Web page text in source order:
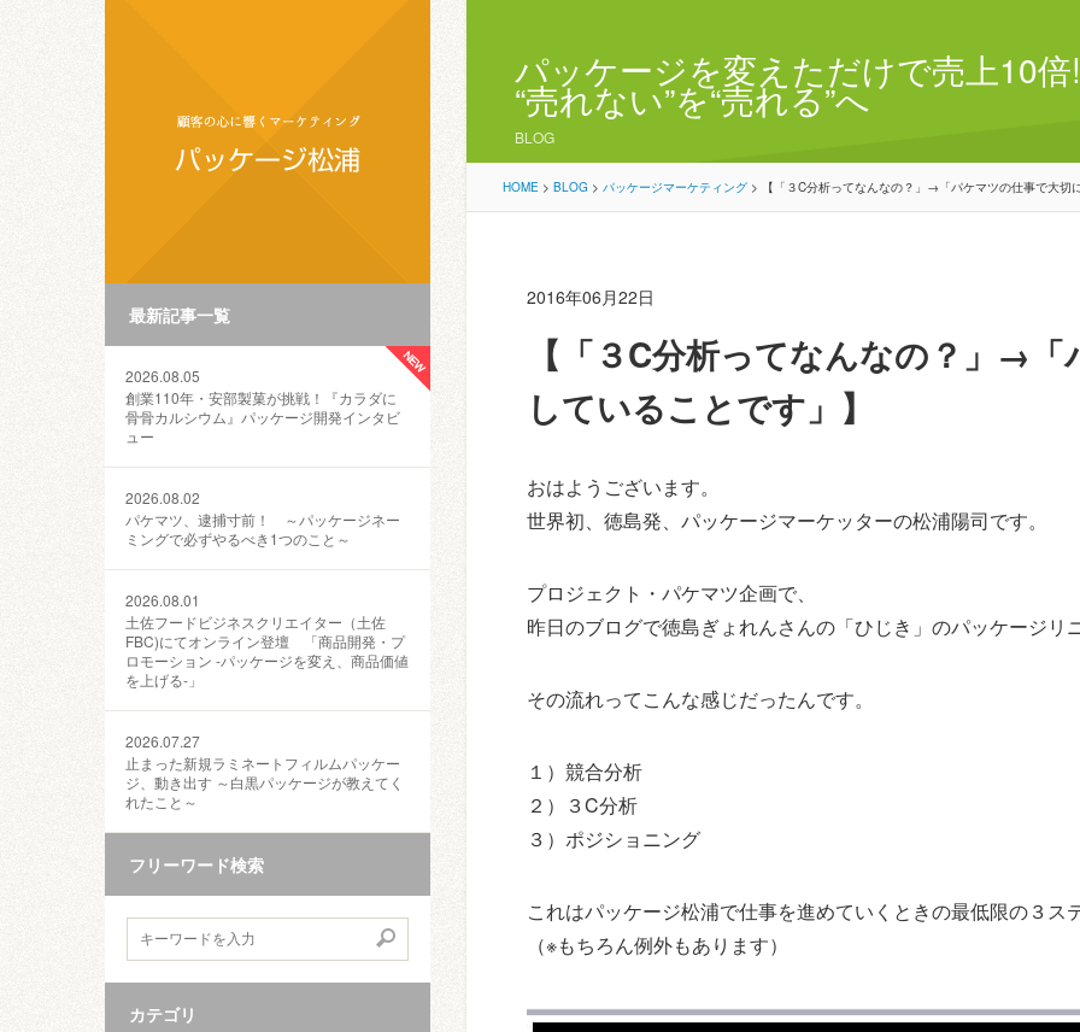
最新記事一覧
2026.08.05
創業110年・安部製菓が挑戦！『カラダに
骨骨カルシウム』パッケージ開発インタビ
ュー
2026.08.02
パケマツ、逮捕寸前！ ～パッケージネー
ミングで必ずやるべき1つのこと～
2026.08.01
土佐フードビジネスクリエイター（土佐
FBC)にてオンライン登壇 「商品開発・プ
ロモーション ‐パッケージを変え、商品価値
を上げる‐」
2026.07.27
止まった新規ラミネートフィルムパッケー
ジ、動き出す ～白黒パッケージが教えてく
れたこと～
フリーワード検索
カテゴリ
パッケージを変えただけで売上10
“売れない”を“売れる”へ
BLOG
HOME > BLOG > パッケージマーケティング > 【「３C分析ってなんなの？」→「パケマツの仕事で大切
2016年06月22日
【「３C分析ってなんなの？」→
していることです」】
おはようございます。
世界初、徳島発、パッケージマーケッターの松浦陽司です。
プロジェクト・パケマツ企画で、
昨日のブログで徳島ぎょれんさんの「ひじき」のパッケージリ
その流れってこんな感じだったんです。
１）競合分析
２）３C分析
３）ポジショニング
これはパッケージ松浦で仕事を進めていくときの最低限の３ス
（※もちろん例外もあります）